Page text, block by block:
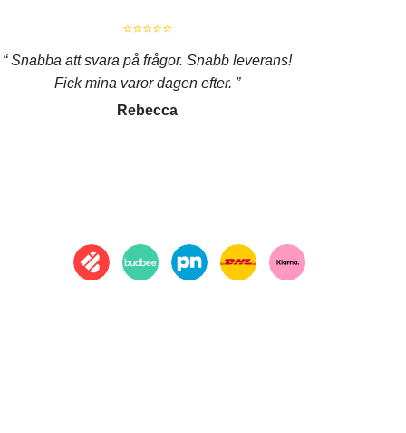
⭐⭐⭐⭐⭐
Snabba att svara på frågor. Snabb leverans!
Fick mina varor dagen efter.
Rebecca